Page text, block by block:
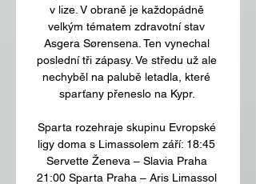
v lize. V obraně je každopádně
velkým tématem zdravotní stav
Asgera Sørensena. Ten vynechal
poslední tři zápasy. Ve středu už ale
nechyběl na palubě letadla, které
sparťany přeneslo na Kypr.
Sparta rozehraje skupinu Evropské
ligy doma s Limassolem září: 18:45
Servette Ženeva – Slavia Praha
21:00 Sparta Praha – Aris Limassol